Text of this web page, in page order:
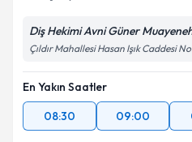
Diş Hekimi Avni Güner
Çıldır Mahallesi Hasan Işık Caddesi
En Yakın Saatler
08:30
09:00